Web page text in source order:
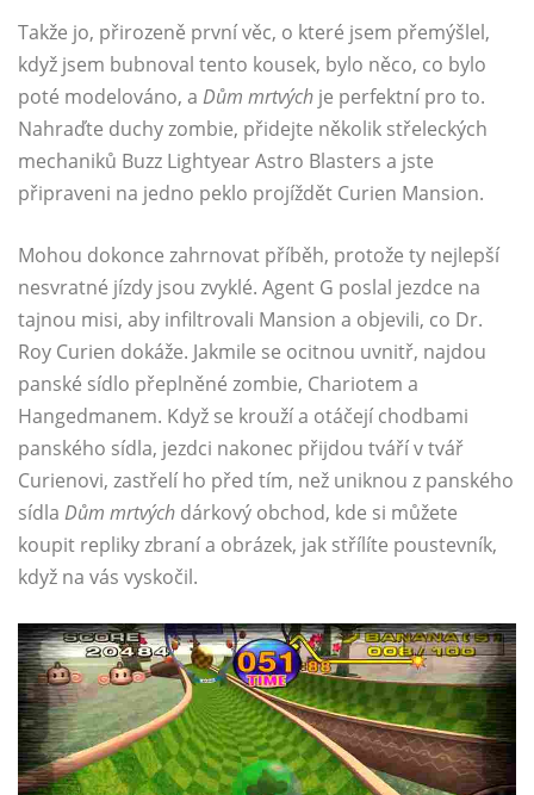
Takže jo, přirozeně první věc, o které jsem přemýšlel,
když jsem bubnoval tento kousek, bylo něco, co bylo
poté modelováno, a Dům mrtvých je perfektní pro to.
Nahraďte duchy zombie, přidejte několik střeleckých
mechaniků Buzz Lightyear Astro Blasters a jste
připraveni na jedno peklo projíždět Curien Mansion.
Mohou dokonce zahrnovat příběh, protože ty nejlepší
nesvratné jízdy jsou zvyklé. Agent G poslal jezdce na
tajnou misi, aby infiltrovali Mansion a objevili, co Dr.
Roy Curien dokáže. Jakmile se ocitnou uvnitř, najdou
panské sídlo přeplněné zombie, Chariotem a
Hangedmanem. Když se krouží a otáčejí chodbami
panského sídla, jezdci nakonec přijdou tváří v tvář
Curienovi, zastřelí ho před tím, než uniknou z panského
sídla Dům mrtvých dárkový obchod, kde si můžete
koupit repliky zbraní a obrázek, jak střílíte poustevník,
když na vás vyskočil.